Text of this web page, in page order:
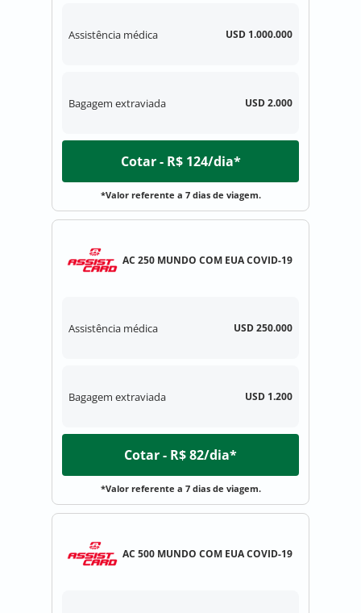
Assistência médica USD 1.000.000
Bagagem extraviada USD 2.000
Cotar - R$ 124/dia*
*Valor referente a 7 dias de viagem.
AC 250 MUNDO COM EUA COVID-19
Assistência médica USD 250.000
Bagagem extraviada USD 1.200
Cotar - R$ 82/dia*
*Valor referente a 7 dias de viagem.
AC 500 MUNDO COM EUA COVID-19